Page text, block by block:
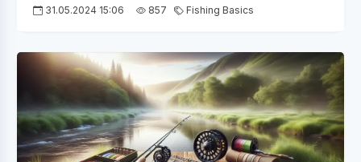
31.05.2024 15:06 857 Fishing Basics